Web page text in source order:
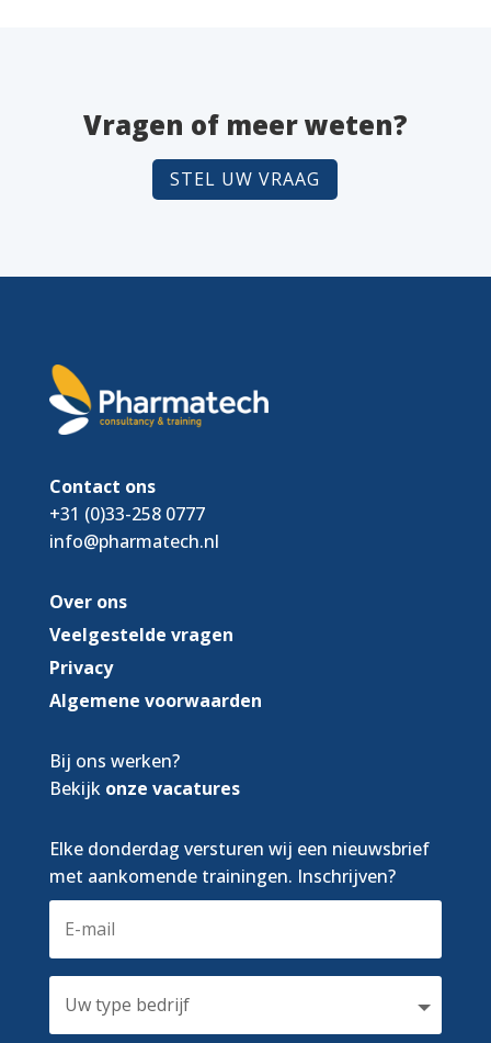
Vragen of meer weten?
STEL UW VRAAG
Contact ons
+31 (0)33-258 0777
info@pharmatech.nl
Over ons
Veelgestelde vragen
Privacy
Algemene voorwaarden
Bij ons werken?
Bekijk onze vacatures
Elke donderdag versturen wij een nieuwsbrief
met aankomende trainingen. Inschrijven?